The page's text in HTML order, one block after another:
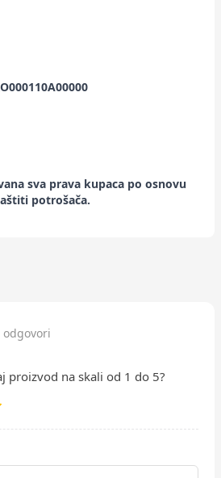
sva prava kupaca po osnovu
potrošača.
odgovori
proizvod na skali od 1 do 5?